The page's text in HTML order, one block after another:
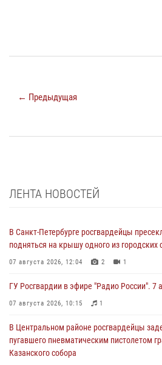
← Предыдущая
ЛЕНТА НОВОСТЕЙ
В Санкт-Петербурге росгвардейцы
подняться на крышу одного из городских
07 августа 2026, 12:04 2 1
ГУ Росгвардии в эфире "Радио России". 7
07 августа 2026, 10:15 1
В Центральном районе росгвардейцы
пугавшего пневматическим пистолетом
Казанского собора